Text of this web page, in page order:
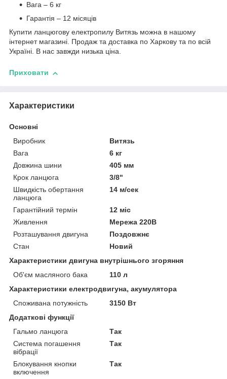
Вага – 6 кг
Гарантія – 12 місяців
Купити ланцюгову електропилу Витязь можна в нашому
інтернет магазині. Продаж та доставка по Харкову та по всій
Україні. В нас завжди низька ціна.
Приховати
Характеристики
Основні
Виробник
Витязь
Вага
6 кг
Довжина шини
405 мм
Крок ланцюга
3/8"
Швидкість обертання
ланцюга
14 м/сек
Гарантійний термін
12 міс
Живлення
Мережа 220В
Розташування двигуна
Поздовжнє
Стан
Новий
Характеристики двигуна внутрішнього згоряння
Об'єм масляного бака
110 л
Характеристики електродвигуна, акумулятора
Споживана потужність
3150 Вт
Додаткові функції
Гальмо ланцюга
Так
Система погашення
вібрації
Так
Блокування кнопки
включення
Так